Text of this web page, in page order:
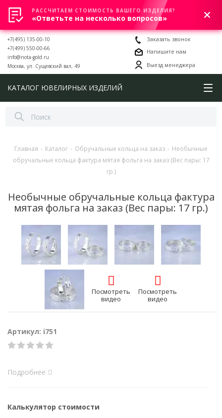
0
+7(495) 135-00-10
+7(499) 550-00-66
info@nota-gold.ru
Москва, ул. Сущевский вал, 49
Заказать звонок
Напишите нам
Выезд менеджера
КАТАЛОГ ЮВЕЛИРНЫХ ИЗДЕЛИЙ
Главная - Каталог - Обручальные кольца на заказ - Необычные
обручальные кольца фактура мятая фольга на заказ (Вес пары: 17
гр.)
Необычные обручальные кольца фактура
мятая фольга на заказ (Вес пары: 17 гр.)
Посмотреть
видео
Посмотреть
видео
Артикул: i751
Подробнее
Калькулятор стоимости
РАССЧИТАЕМ СТОИМОСТЬ ВАШЕГО ИЗДЕЛИЯ?
«Ответьте на несколько вопросов»